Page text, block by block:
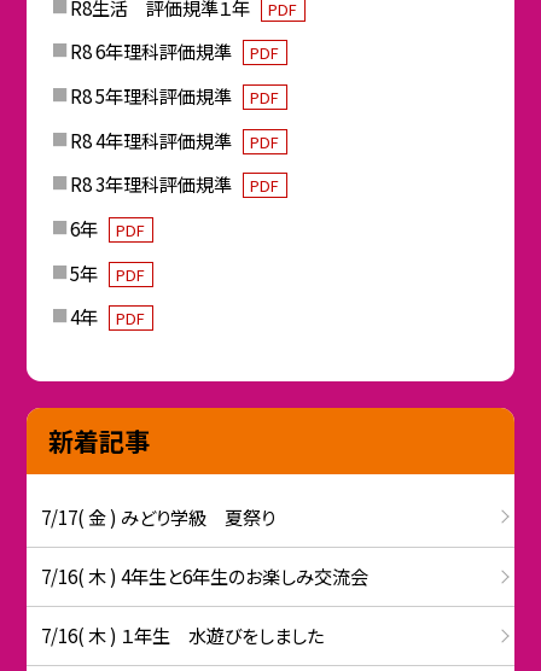
R8生活 評価規準１年 PDF
R8 6年理科評価規準 PDF
R8 5年理科評価規準 PDF
R8 4年理科評価規準 PDF
R8 3年理科評価規準 PDF
6年 PDF
5年 PDF
4年 PDF
新着記事
7/17( 金 ) みどり学級 夏祭り
7/16( 木 ) 4年生と6年生のお楽しみ交流会
7/16( 木 ) １年生 水遊びをしました